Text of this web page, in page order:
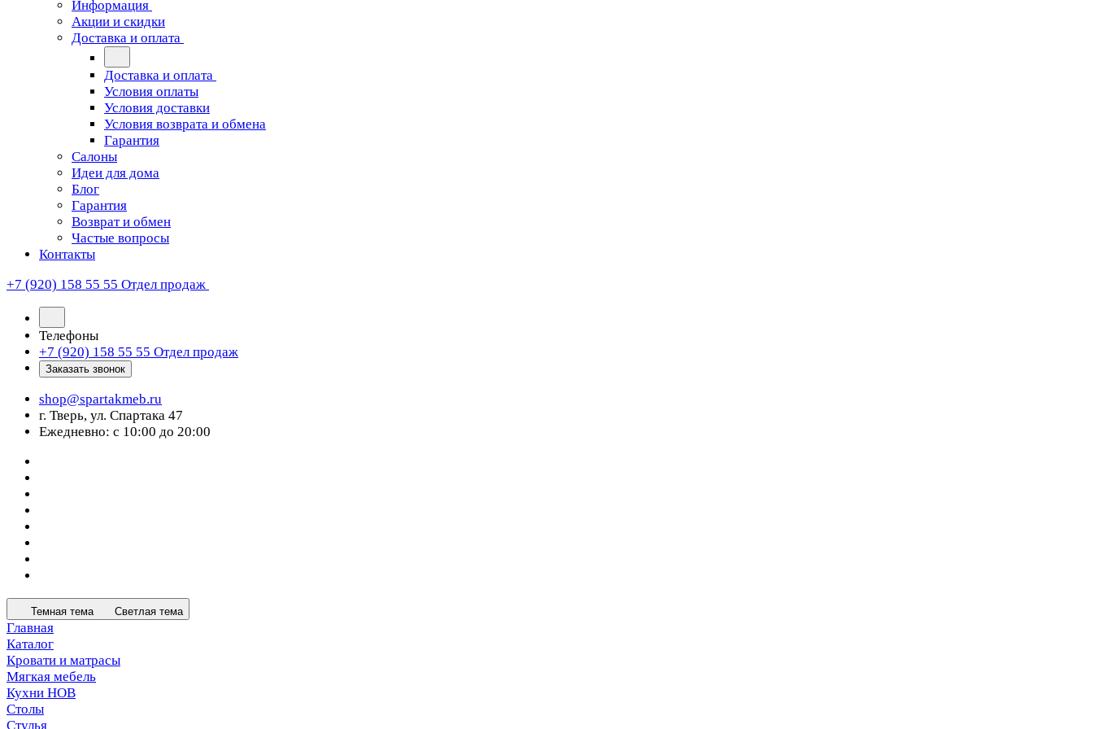
Информация
Акции и скидки
Доставка и оплата
Доставка и оплата
Условия оплаты
Условия доставки
Условия возврата и обмена
Гарантия
Салоны
Идеи для дома
Блог
Гарантия
Возврат и обмен
Частые вопросы
Контакты
+7 (920) 158 55 55 Отдел продаж
Телефоны
+7 (920) 158 55 55 Отдел продаж
Заказать звонок
shop@spartakmeb.ru
г. Тверь, ул. Спартака 47
Ежедневно: с 10:00 до 20:00
Темная тема Светлая тема
Главная
Каталог
Кровати и матрасы
Мягкая мебель
Кухни НОВ
Столы
Стулья